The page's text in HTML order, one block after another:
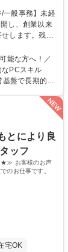
します。残業
を整えたい
務詳細】■電
類作成 ■契約
能な方へ！／
なPCスキル
得実績 ■1ヶ月
とにより良
ッフ
★≫ お客様のお声
のお仕事です。
宅OK